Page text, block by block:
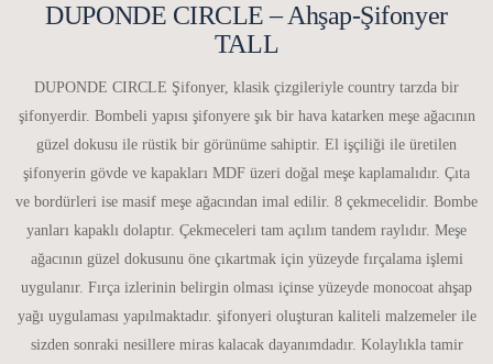
DUPONDE CIRCLE – Ahşap-Şifonyer
TALL
DUPONDE CIRCLE Şifonyer, klasik çizgileriyle country tarzda bir
şifonyerdir. Bombeli yapısı şifonyere şık bir hava katarken meşe ağacının
güzel dokusu ile rüstik bir görünüme sahiptir. El işçiliği ile üretilen
şifonyerin gövde ve kapakları MDF üzeri doğal meşe kaplamalıdır. Çıta
ve bordürleri ise masif meşe ağacından imal edilir. 8 çekmecelidir. Bombe
yanları kapaklı dolaptır. Çekmeceleri tam açılım tandem raylıdır. Meşe
ağacının güzel dokusunu öne çıkartmak için yüzeyde fırçalama işlemi
uygulanır. Fırça izlerinin belirgin olması içinse yüzeyde monocoat ahşap
yağı uygulaması yapılmaktadır. şifonyeri oluşturan kaliteli malzemeler ile
sizden sonraki nesillere miras kalacak dayanımdadır. Kolaylıkla tamir